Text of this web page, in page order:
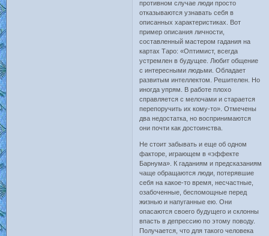
противном случае люди просто
отказываются узнавать себя в
описанных характеристиках. Вот
пример описания личности,
составленный мастером гадания на
картах Таро: «Оптимист, всегда
устремлен в будущее. Любит общение
с интересными людьми. Обладает
развитым интеллектом. Решителен. Но
иногда упрям. В работе плохо
справляется с мелочами и старается
перепоручить их кому-то». Отмечены
два недостатка, но воспринимаются
они почти как достоинства.
Не стоит забывать и еще об одном
факторе, играющем в «эффекте
Барнума». К гаданиям и предсказаниям
чаще обращаются люди, потерявшие
себя на какое-то время, несчастные,
озабоченные, беспомощные перед
жизнью и напуганные ею. Они
опасаются своего будущего и склонны
впасть в депрессию по этому поводу.
Получается, что для такого человека